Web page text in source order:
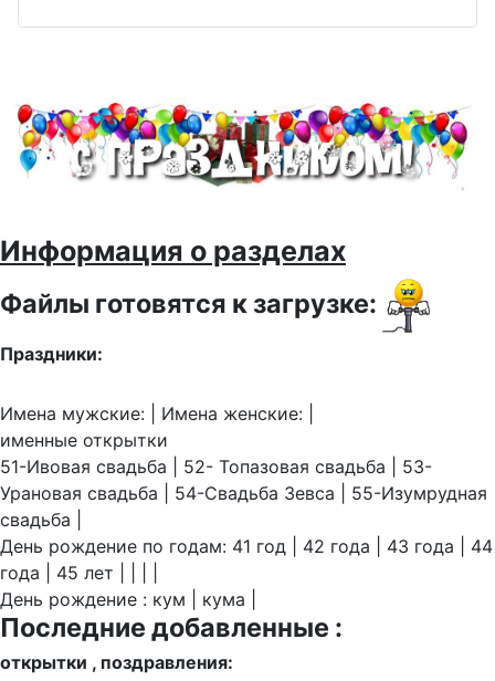
Информация о разделах
Файлы готовятся к загрузке:
Праздники:
Имена мужские: | Имена женские: |
именные открытки
51-Ивовая свадьба | 52- Топазовая свадьба | 53-
Урановая свадьба | 54-Свадьба Зевса | 55-Изумрудная
свадьба |
День рождение по годам: 41 год | 42 года | 43 года | 44
года | 45 лет | | | |
День рождение : кум | кума |
Последние добавленные :
открытки , поздравления: